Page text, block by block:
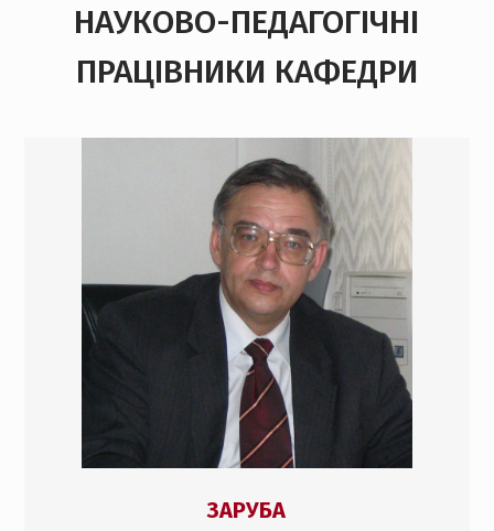
НАУКОВО-ПЕДАГОГІЧНІ
ПРАЦІВНИКИ КАФЕДРИ
ЗАРУБА